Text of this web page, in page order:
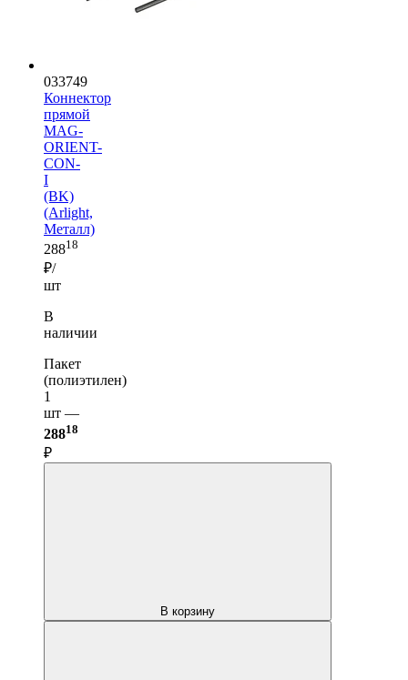
033749
Коннектор
прямой
MAG-
ORIENT-
CON-
I
(BK)
(Arlight,
Металл)
28818
₽/
шт
В
наличии
Пакет
(полиэтилен)
1
шт —
28818
₽
В корзину